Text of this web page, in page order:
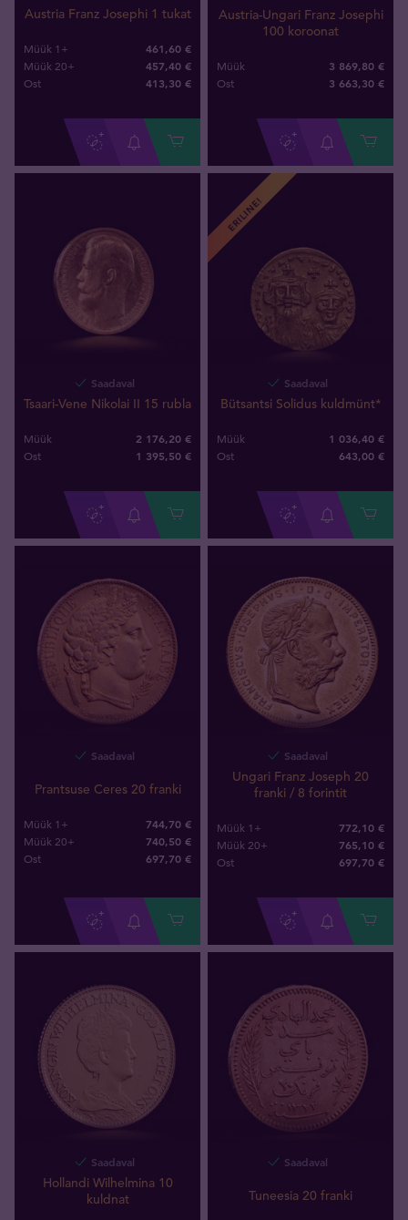
Austria Franz Josephi 1 tukat
Müük 1+ 461,60 €
Müük 20+ 457,40 €
Ost 413,30 €
Austria-Ungari Franz Josephi
100 koroonat
Müük 3 869,80 €
Ost 3 663,30 €
Saadaval
Tsaari-Vene Nikolai II 15 rubla
Müük 2 176,20 €
Ost 1 395,50 €
ERILINE!
Saadaval
Bütsantsi Solidus kuldmünt*
Müük 1 036,40 €
Ost 643,00 €
Saadaval
Prantsuse Ceres 20 franki
Müük 1+ 744,70 €
Müük 20+ 740,50 €
Ost 697,70 €
Saadaval
Ungari Franz Joseph 20
franki / 8 forintit
Müük 1+ 772,10 €
Müük 20+ 765,10 €
Ost 697,70 €
Saadaval
Hollandi Wilhelmina 10
kuldnat
Saadaval
Tuneesia 20 franki